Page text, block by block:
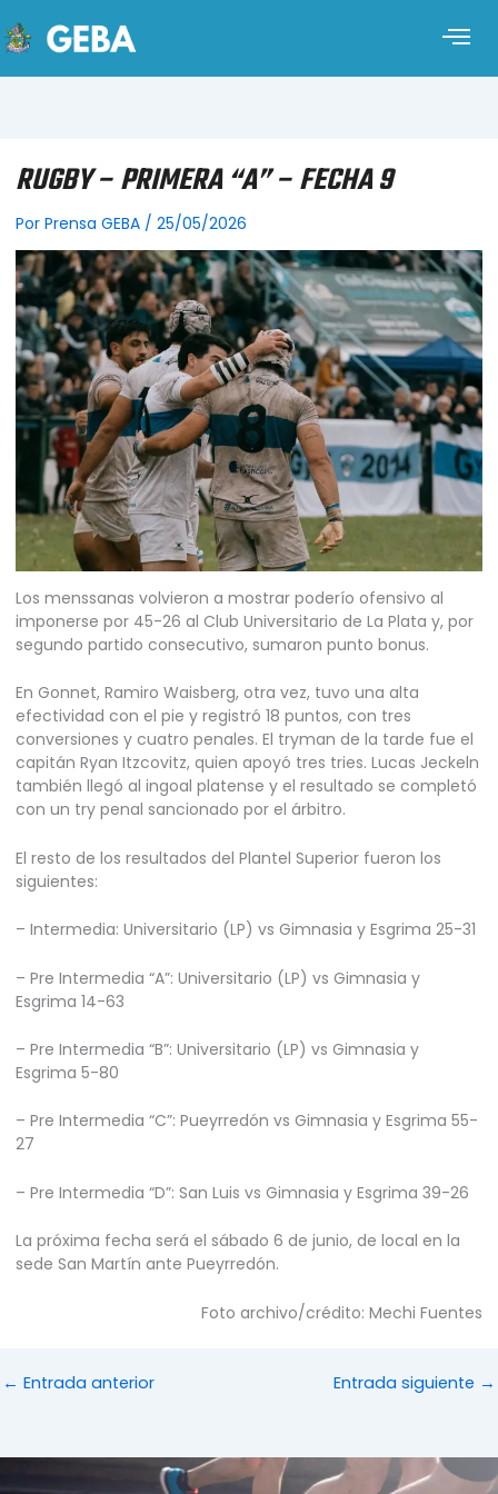
RUGBY – PRIMERA “A” – FECHA 9
Por Prensa GEBA / 25/05/2026
Los menssanas volvieron a mostrar poderío ofensivo al
imponerse por 45-26 al Club Universitario de La Plata y, por
segundo partido consecutivo, sumaron punto bonus.
En Gonnet, Ramiro Waisberg, otra vez, tuvo una alta
efectividad con el pie y registró 18 puntos, con tres
conversiones y cuatro penales. El tryman de la tarde fue el
capitán Ryan Itzcovitz, quien apoyó tres tries. Lucas Jeckeln
también llegó al ingoal platense y el resultado se completó
con un try penal sancionado por el árbitro.
El resto de los resultados del Plantel Superior fueron los
siguientes:
– Intermedia: Universitario (LP) vs Gimnasia y Esgrima 25-31
– Pre Intermedia “A”: Universitario (LP) vs Gimnasia y
Esgrima 14-63
– Pre Intermedia “B”: Universitario (LP) vs Gimnasia y
Esgrima 5-80
– Pre Intermedia “C”: Pueyrredón vs Gimnasia y Esgrima 55-
27
– Pre Intermedia “D”: San Luis vs Gimnasia y Esgrima 39-26
La próxima fecha será el sábado 6 de junio, de local en la
sede San Martín ante Pueyrredón.
Foto archivo/crédito: Mechi Fuentes
← Entrada anterior Entrada siguiente →